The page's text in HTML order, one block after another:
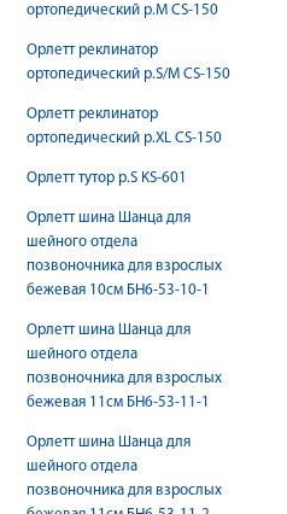
ортопедический р.M CS-150
Орлетт реклинатор
ортопедический р.S/M CS-150
Орлетт реклинатор
ортопедический р.XL CS-150
Орлетт тутор р.S KS-601
Орлетт шина Шанца для
шейного отдела
позвоночника для взрослых
бежевая 10см БН6-53-10-1
Орлетт шина Шанца для
шейного отдела
позвоночника для взрослых
бежевая 11см БН6-53-11-1
Орлетт шина Шанца для
шейного отдела
позвоночника для взрослых